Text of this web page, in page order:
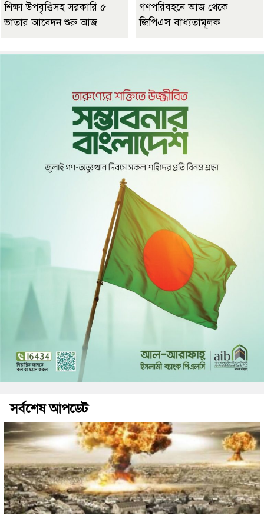
শিক্ষা উপবৃত্তিসহ সরকারি ৫
ভাতার আবেদন শুরু আজ
গণপরিবহনে আজ থেকে
জিপিএস বাধ্যতামূলক
সর্বশেষ আপডেট